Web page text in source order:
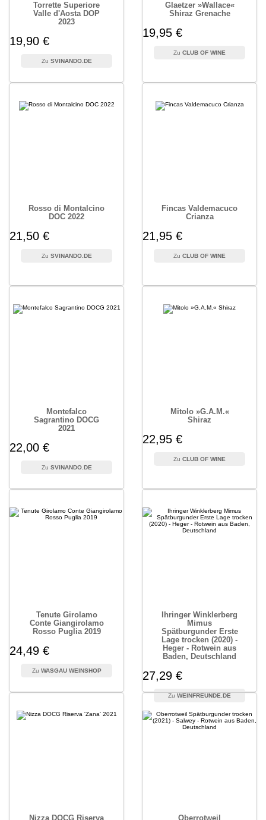
Torrette Superiore
Valle d'Aosta DOP
2023
19,90 €
SVINANDO.DE
Glaetzer »Wallace«
Shiraz Grenache
19,95 €
CLUB OF WINE
Rosso di Montalcino
DOC 2022
21,50 €
SVINANDO.DE
Fincas Valdemacuco
Crianza
21,95 €
CLUB OF WINE
Montefalco
Sagrantino DOCG
2021
22,00 €
SVINANDO.DE
Mitolo »G.A.M.«
Shiraz
22,95 €
CLUB OF WINE
Tenute Girolamo
Conte Giangirolamo
Rosso Puglia 2019
24,49 €
WASGAU WEINSHOP
Ihringer Winklerberg
Mimus
Spätburgunder Erste
Lage trocken (2020) -
Heger - Rotwein aus
Baden, Deutschland
27,29 €
WEINFREUNDE.DE
Nizza DOCG Riserva Oberrotweil